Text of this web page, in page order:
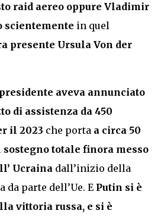
raid aereo oppure Vladimir
scientemente in quel
presente Ursula Von der
aveva annunciato
di assistenza da 450
il 2023 che porta a circa 50
totale finora messo
Ucraina dall’inizio della
da parte dell’Ue. E Putin si è
vittoria russa, e si è